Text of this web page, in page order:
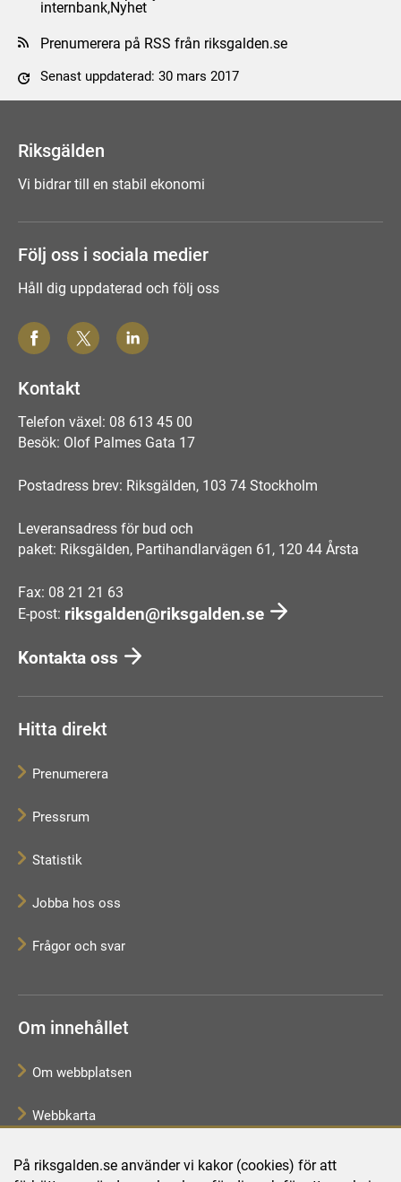
På riksgalden.se använder vi kakor (cookies) för att
internbank,Nyhet
Prenumerera på RSS från riksgalden.se
Senast uppdaterad: 30 mars 2017
Riksgälden
Vi bidrar till en stabil ekonomi
Följ oss i sociala medier
Håll dig uppdaterad och följ oss
Kontakt
Telefon växel: 08 613 45 00
Besök: Olof Palmes Gata 17
Postadress brev: Riksgälden, 103 74 Stockholm
Leveransadress för bud och
paket: Riksgälden, Partihandlarvägen 61, 120 44 Årsta
Fax: 08 21 21 63
E-post: riksgalden@riksgalden.se
Kontakta oss
Hitta direkt
Prenumerera
Pressrum
Statistik
Jobba hos oss
Frågor och svar
Om innehållet
Om webbplatsen
Webbkarta
Tillgänglighetsredogörelse